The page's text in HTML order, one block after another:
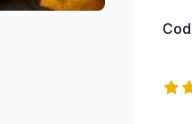
Cod
5